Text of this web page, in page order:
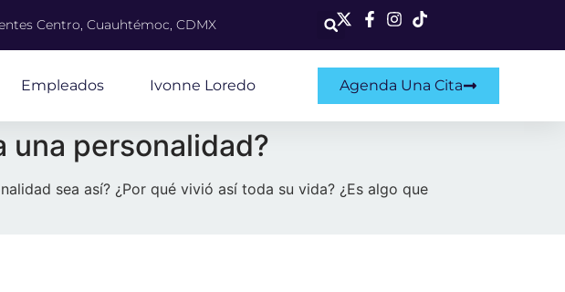
Centro, Cuauhtémoc, CDMX
Empleados Ivonne Loredo Agenda Una Cita
una personalidad?
sea así? ¿Por qué vivió así toda su vida? ¿Es algo que